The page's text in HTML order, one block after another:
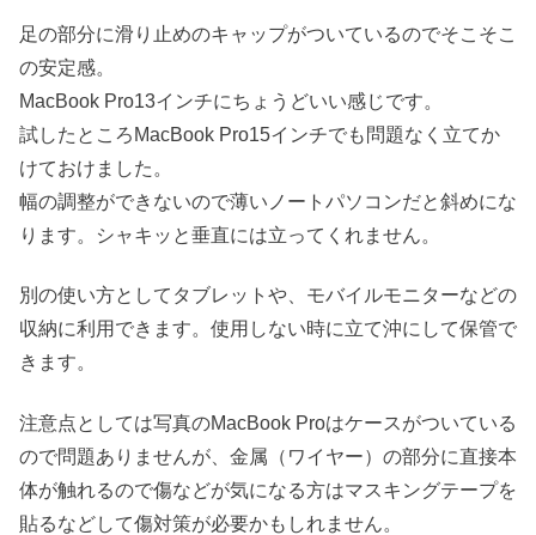
足の部分に滑り止めのキャップがついているのでそこそこ
の安定感。
MacBook Pro13インチにちょうどいい感じです。
試したところMacBook Pro15インチでも問題なく立てか
けておけました。
幅の調整ができないので薄いノートパソコンだと斜めにな
ります。シャキッと垂直には立ってくれません。
別の使い方としてタブレットや、モバイルモニターなどの
収納に利用できます。使用しない時に立て沖にして保管で
きます。
注意点としては写真のMacBook Proはケースがついている
ので問題ありませんが、金属（ワイヤー）の部分に直接本
体が触れるので傷などが気になる方はマスキングテープを
貼るなどして傷対策が必要かもしれません。